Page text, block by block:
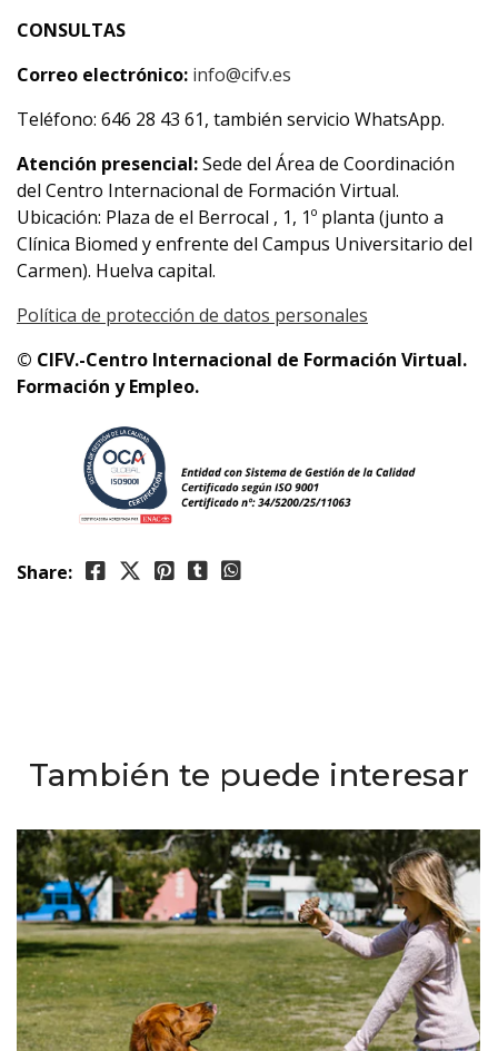
CONSULTAS
Correo electrónico: info@cifv.es
Teléfono: 646 28 43 61, también servicio WhatsApp.
Atención presencial:Sede del Área de Coordinación
del Centro Internacional de Formación Virtual.
Ubicación: Plaza de el Berrocal , 1, 1º planta (junto a
Clínica Biomed y enfrente del Campus Universitario del
Carmen). Huelva capital.
Política de protección de datos personales
© CIFV.-Centro Internacional de Formación Virtual.
Formación y Empleo.
Share:
También te puede interesar